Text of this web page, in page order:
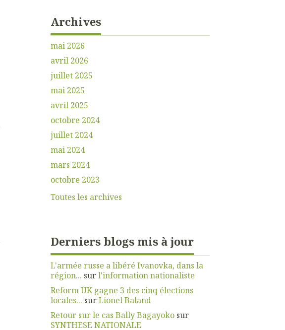
Archives
mai 2026
avril 2026
juillet 2025
mai 2025
avril 2025
octobre 2024
juillet 2024
mai 2024
mars 2024
octobre 2023
Toutes les archives
Derniers blogs mis à jour
L'armée russe a libéré Ivanovka, dans la
région... surl'information nationaliste
Reform UK gagne 3 des cinq élections
locales... surLionel Baland
Retour sur le cas Bally Bagayokosur
SYNTHESE NATIONALE